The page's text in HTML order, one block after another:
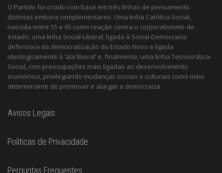
O Partido foi criado com base em três linhas de pensamento
distintas embora complementares. Uma linha Católica-Social,
nascida entre 55 e 65 como reação contra o corporativismo de
estado; uma linha Social-Liberal, ligada à Social-Democracia
defensora da democratização do Estado Novo e ligada
ideologicamente à ‘ala liberal’ e, finalmente, uma linha Tecnocrática-
Social, com preocupações mais ligadas ao desenvolvimento
económico, privilegiando mudanças sociais e culturais como meio
determinante de promover e alargar a democracia.
Avisos Legais
Politicas de Privacidade
Perguntas Frequentes